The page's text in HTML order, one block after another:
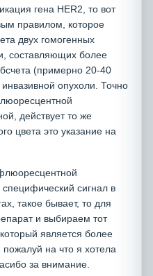
гена HER2, то вот
правилом, которое
двух гомогенных
составляющих более
(примерно 20-40
инвазивной опухоли. Точно
действует то же
цвета это указание на
сигнал в
такое бывает, то для
и выбираем тот
является более
на что я хотела
за внимание.